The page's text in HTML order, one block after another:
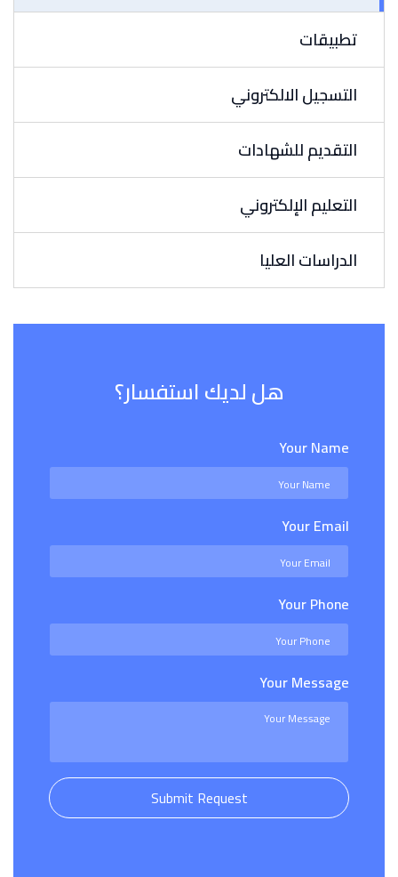
تطبيقات
التسجيل الالكتروني
التقديم للشهادات
التعليم الإلكتروني
الدراسات العليا
هل لديك استفسار؟
Your Name
Your Email
Your Phone
Your Message
Submit Request